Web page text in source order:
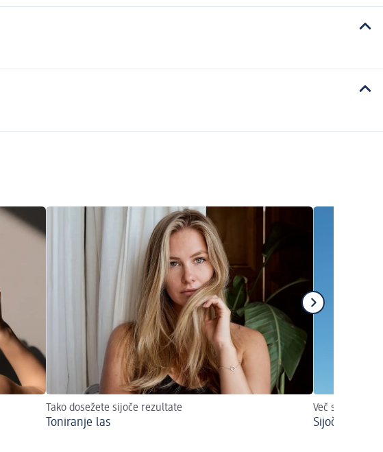
Tako dosežete sijoče rezultate
Toniranje las
Več sijaja,
Sijoči lasje